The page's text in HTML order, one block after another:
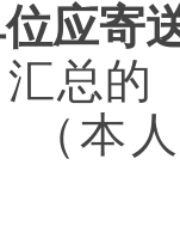
应寄
总的
（本